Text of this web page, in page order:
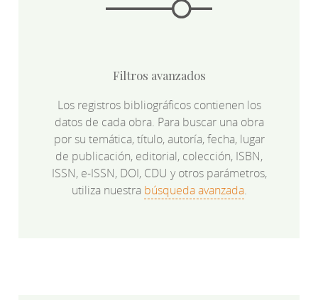
Filtros avanzados
Los registros bibliográficos contienen los
datos de cada obra. Para buscar una obra
por su temática, título, autoría, fecha, lugar
de publicación, editorial, colección, ISBN,
ISSN, e-ISSN, DOI, CDU y otros parámetros,
utiliza nuestra búsqueda avanzada.